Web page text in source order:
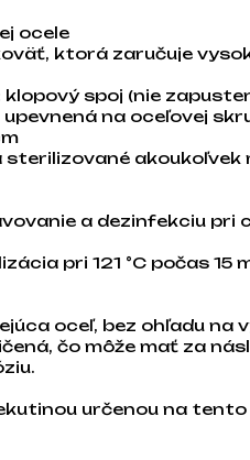
ocele
ktorá zaručuje
spoj (nie
na oceľovej
sterilizované akoukoľvek
a dezinfekciu pri
pri 121 °C počas 15
oceľ, bez ohľadu na
čo môže mať za
určenou na